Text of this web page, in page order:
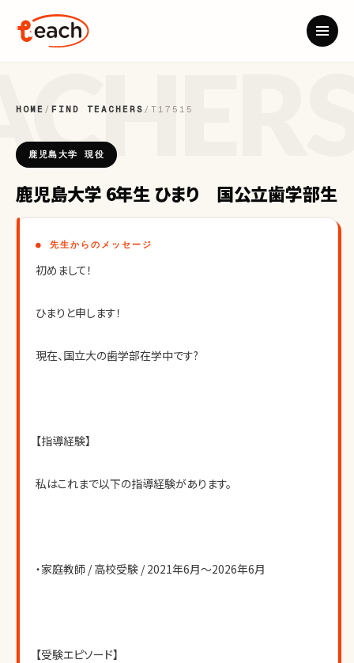
HOME / FIND TEACHERS / T17515
鹿児島大学 現役
鹿児島大学 6年生 ひまり 国公立歯学部生
● 先生からのメッセージ
初めまして！
ひまりと申します！
現在、国立大の歯学部在学中です?
【指導経験】
私はこれまで以下の指導経験があります。
・家庭教師 / 高校受験 / 2021年6月〜2026年6月
【受験エピソード】